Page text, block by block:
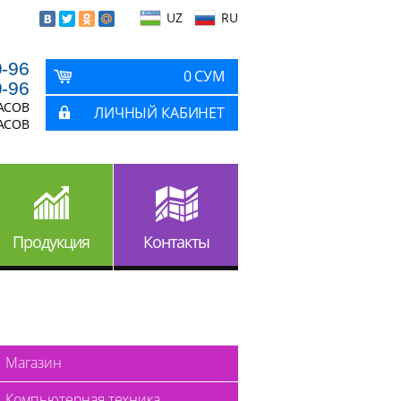
UZ RU
96
96
0 СУМ
ЛИЧНЫЙ КАБИНЕТ
Продукция Контакты
Магазин